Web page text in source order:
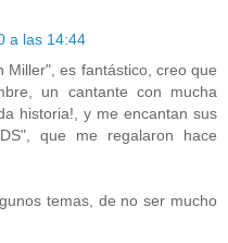
a las 14:44
Miller", es fantástico, creo que
un cantante con mucha
historia!, y me encantan sus
que me regalaron hace
temas, de no ser mucho